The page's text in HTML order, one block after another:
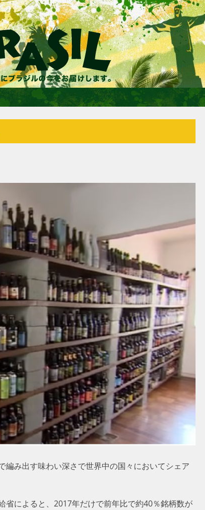
み出す味わい深さで世界中の国々においてシェア
省によると、2017年だけで前年比で約40％銘柄数が